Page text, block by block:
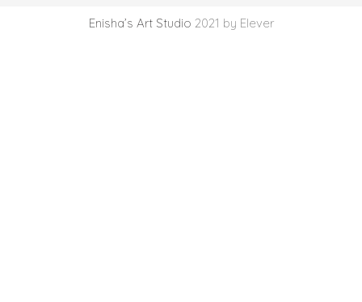
Enisha’s Art Studio 2021 by Elever